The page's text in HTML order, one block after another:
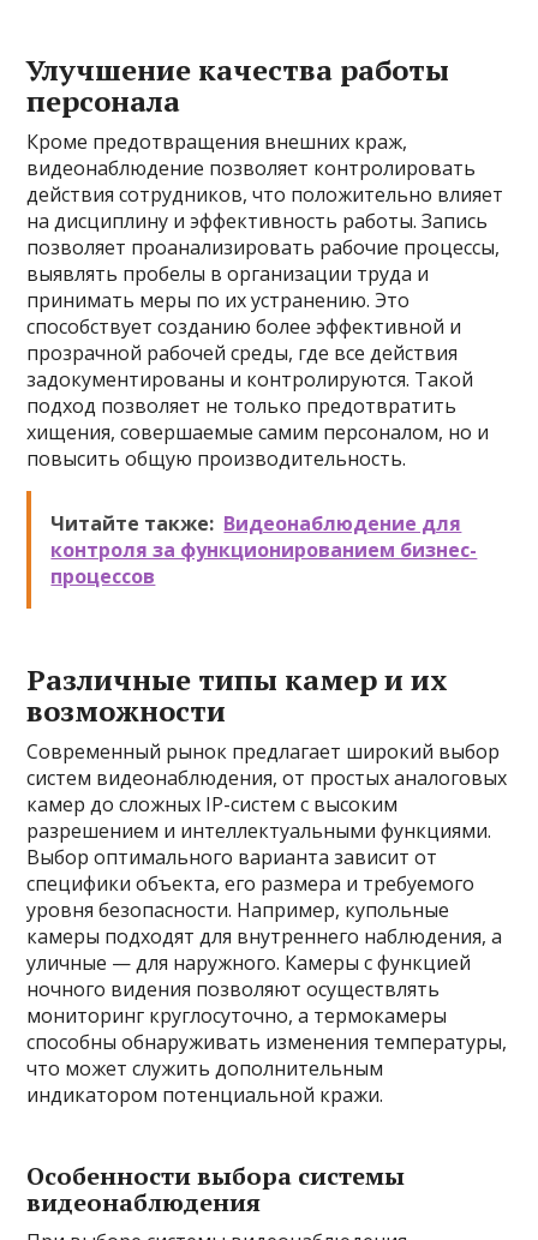
Улучшение качества работы
персонала
Кроме предотвращения внешних краж,
видеонаблюдение позволяет контролировать
действия сотрудников, что положительно влияет
на дисциплину и эффективность работы. Запись
позволяет проанализировать рабочие процессы,
выявлять пробелы в организации труда и
принимать меры по их устранению. Это
способствует созданию более эффективной и
прозрачной рабочей среды, где все действия
задокументированы и контролируются. Такой
подход позволяет не только предотвратить
хищения, совершаемые самим персоналом, но и
повысить общую производительность.
Читайте также: Видеонаблюдение для
контроля за функционированием бизнес-
процессов
Различные типы камер и их
возможности
Современный рынок предлагает широкий выбор
систем видеонаблюдения, от простых аналоговых
камер до сложных IP-систем с высоким
разрешением и интеллектуальными функциями.
Выбор оптимального варианта зависит от
специфики объекта, его размера и требуемого
уровня безопасности. Например, купольные
камеры подходят для внутреннего наблюдения, а
уличные — для наружного. Камеры с функцией
ночного видения позволяют осуществлять
мониторинг круглосуточно, а термокамеры
способны обнаруживать изменения температуры,
что может служить дополнительным
индикатором потенциальной кражи.
Особенности выбора системы
видеонаблюдения